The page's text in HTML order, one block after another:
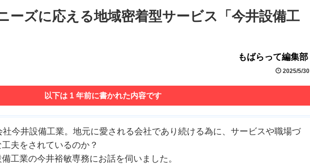
ズに応える地域密着型サービス「今井設備工
もばらって編集部
2025/5/30
以下は 1 年前に書かれた内容です
今井設備工業。地元に愛される会社であり続ける為に、サービスや職場づ
夫をされているのか？
工業の今井裕敏専務にお話を伺いました。